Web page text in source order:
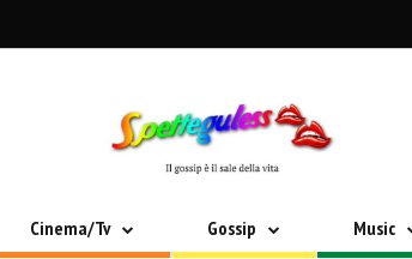
Cinema/Tv Gossip Music